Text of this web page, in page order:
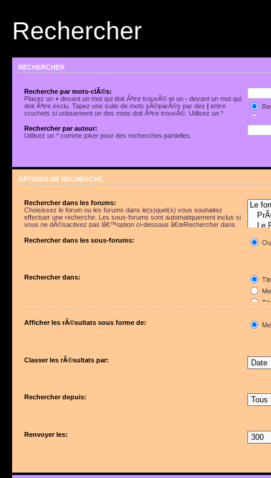
Rechercher
RECHERCHER
Recherche par mots-clÃ©s:
Placez un+ devant un mot qui doit Ãªtre trouvÃ© et un- devant un mot qui
doit Ãªtre exclu. Tapez une suite de mots sÃ©parÃ©s par des| entre
crochets si uniquement un des mots doit Ãªtre trouvÃ©. Utilisez un *
Rechercher par auteur:
Utilisez un * comme joker pour des recherches partielles.
OPTIONS DE RECHERCHE
Rechercher dans les forums:
Choisissez le forum ou les forums dans le(s)quel(s) vous souhaitez
effectuer une recherche. Les sous-forums sont automatiquement inclus si
vous ne dÃ©sactivez pas lâ€™option ci-dessous â€œRechercher dans
Rechercher dans les sous-forums:
Rechercher dans:
Afficher les rÃ©sultats sous forme de:
Classer les rÃ©sultats par:
Rechercher depuis:
Renvoyer les: